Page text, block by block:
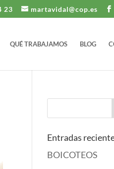
23 martavidal@cop.es
QUÉ TRABAJAMOS BLOG
Entradas
BOICOTEOS